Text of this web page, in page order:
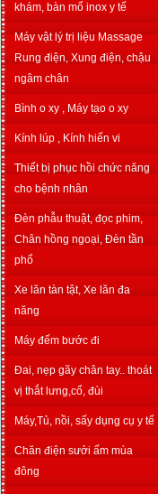
khám, bàn mổ inox y tế
Máy vật lý trị liệu Massage
Rung điện, Xung điện, chậu
ngâm chân
Bình o xy , Máy tạo o xy
Kính lúp , Kính hiển vi
Thiết bị phục hồi chức năng
cho bệnh nhân
Đèn phẫu thuật, đọc phim,
Chân hồng ngoại, Đèn tần
phổ
Xe lăn tàn tật, Xe lăn đa
năng
Máy đếm bước đi
Đai, nẹp gãy chân tay.. thoát
vị thắt lưng,cổ, đùi
Máy,Tủ, nồi, sấy dụng cụ y tế
Chăn điện sưởi ấm mùa
đông